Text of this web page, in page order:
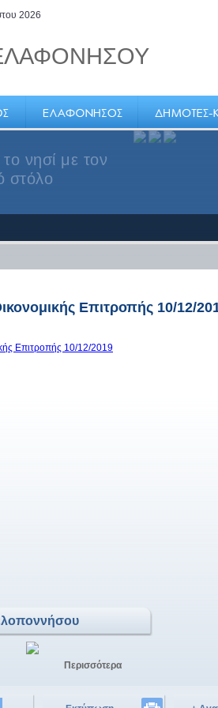
2026
νησί με τον
στόλο
Επιτροπής 10/12/
Επιτροπής 10/12/2019
Περισσότερα